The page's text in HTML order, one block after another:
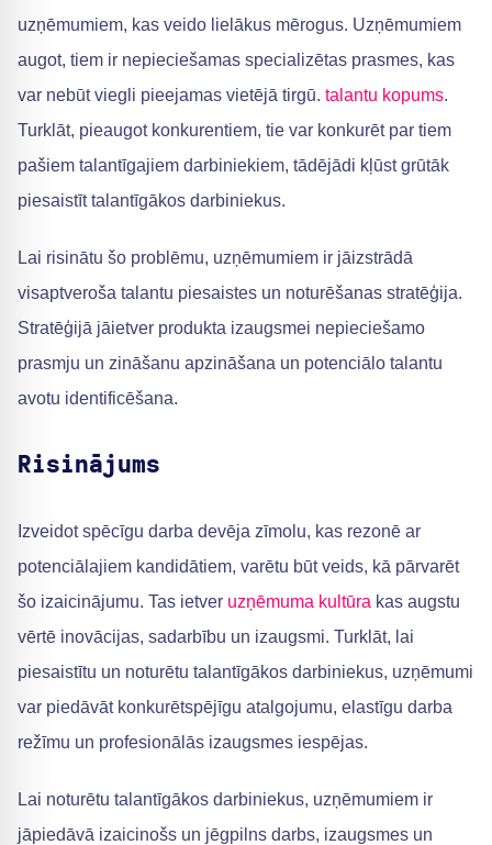
uzņēmumiem, kas veido lielākus mērogus. Uzņēmumiem
augot, tiem ir nepieciešamas specializētas prasmes, kas
var nebūt viegli pieejamas vietējā tirgū. talantu kopums.
Turklāt, pieaugot konkurentiem, tie var konkurēt par tiem
pašiem talantīgajiem darbiniekiem, tādējādi kļūst grūtāk
piesaistīt talantīgākos darbiniekus.
Lai risinātu šo problēmu, uzņēmumiem ir jāizstrādā
visaptveroša talantu piesaistes un noturēšanas stratēģija.
Stratēģijā jāietver produkta izaugsmei nepieciešamo
prasmju un zināšanu apzināšana un potenciālo talantu
avotu identificēšana.
Risinājums
Izveidot spēcīgu darba devēja zīmolu, kas rezonē ar
potenciālajiem kandidātiem, varētu būt veids, kā pārvarēt
šo izaicinājumu. Tas ietver uzņēmuma kultūra kas augstu
vērtē inovācijas, sadarbību un izaugsmi. Turklāt, lai
piesaistītu un noturētu talantīgākos darbiniekus, uzņēmumi
var piedāvāt konkurētspējīgu atalgojumu, elastīgu darba
režīmu un profesionālās izaugsmes iespējas.
Lai noturētu talantīgākos darbiniekus, uzņēmumiem ir
jāpiedāvā izaicinošs un jēgpilns darbs, izaugsmes un